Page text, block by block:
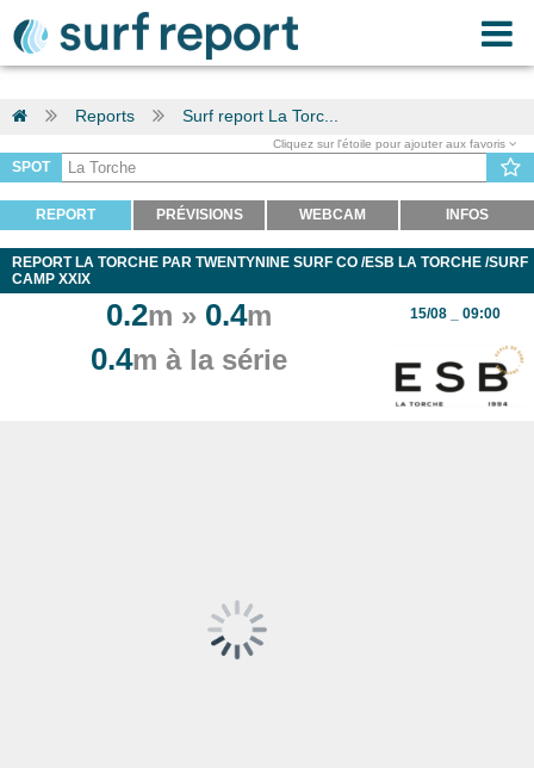
Reports Surf report La Torc...
Cliquez sur l'étoile pour ajouter aux favoris
SPOT
REPORT PRÉVISIONS WEBCAM INFOS
REPORT LA TORCHE PAR TWENTYNINE SURF CO /ESB LA TORCHE /SURF
CAMP XXIX
0.2m » 0.4m
0.4m à la série
15/08 _ 09:00